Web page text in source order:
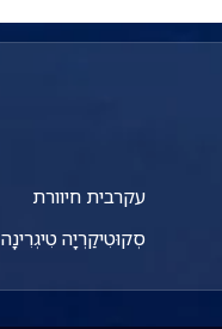
עקרבית חיוורת
סְקוּטִיקַרְיָה טִיגְרִינָה